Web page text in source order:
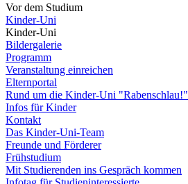
Vor dem Studium
Kinder-Uni
Kinder-Uni
Bildergalerie
Programm
Veranstaltung einreichen
Elternportal
Rund um die Kinder-Uni "Rabenschlau!"
Infos für Kinder
Kontakt
Das Kinder-Uni-Team
Freunde und Förderer
Frühstudium
Mit Studierenden ins Gespräch kommen